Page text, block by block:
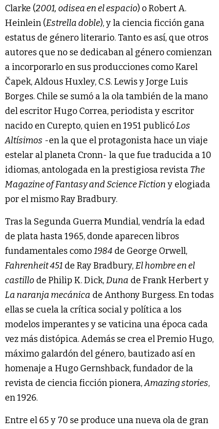
Clarke (2001, odisea en el espacio) o Robert A.
Heinlein (Estrella doble), y la ciencia ficción gana
estatus de género literario. Tanto es así, que otros
autores que no se dedicaban al género comienzan
a incorporarlo en sus producciones como Karel
Čapek, Aldous Huxley, C.S. Lewis y Jorge Luis
Borges. Chile se sumó a la ola también de la mano
del escritor Hugo Correa, periodista y escritor
nacido en Curepto, quien en 1951 publicóLos
Altísimos -en la que el protagonista hace un viaje
estelar al planeta Cronn- la que fue traducida a 10
idiomas, antologada en la prestigiosa revista The
Magazine of Fantasy and Science Fiction y elogiada
por el mismo Ray Bradbury.
Tras la Segunda Guerra Mundial, vendría la edad
de plata hasta 1965, donde aparecen libros
fundamentales como1984 de George Orwell,
Fahrenheit 451 de Ray Bradbury,El hombre en el
castillo de Philip K. Dick,Duna de Frank Herbert y
La naranja mecánica de Anthony Burgess. En todas
ellas se cuela la crítica social y política a los
modelos imperantes y se vaticina una época cada
vez más distópica. Además se crea el Premio Hugo,
máximo galardón del género, bautizado así en
homenaje a Hugo Gernshback, fundador de la
revista de ciencia ficción pionera,Amazing stories,
en 1926.
Entre el 65 y 70 se produce una nueva ola de gran